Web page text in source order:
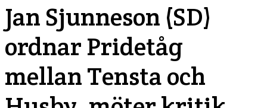
Jan Sjunneson (SD)
ordnar Pridetåg
mellan Tensta och